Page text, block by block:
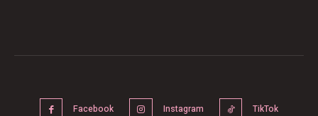
Facebook Instagram TikTok